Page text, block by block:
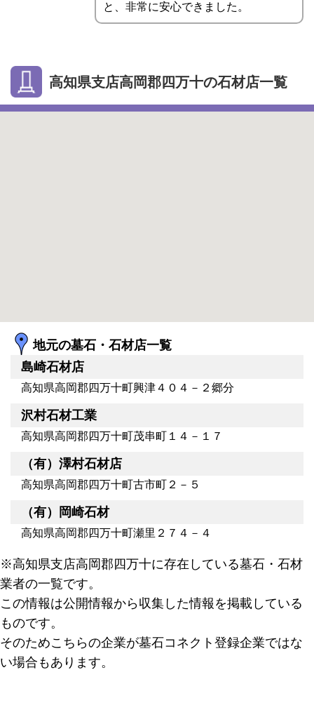
と、非常に安心できました。
高知県支店高岡郡四万十の石材店一覧
地元の墓石・石材店一覧
島崎石材店
高知県高岡郡四万十町興津４０４－２郷分
沢村石材工業
高知県高岡郡四万十町茂串町１４－１７
（有）澤村石材店
高知県高岡郡四万十町古市町２－５
（有）岡崎石材
高知県高岡郡四万十町瀬里２７４－４
※高知県支店高岡郡四万十に存在している墓石・石材
業者の一覧です。
この情報は公開情報から収集した情報を掲載している
ものです。
そのためこちらの企業が墓石コネクト登録企業ではな
い場合もあります。